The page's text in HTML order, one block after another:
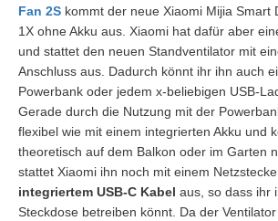
Fan 2S kommt der neue Xiaomi Mijia Smart
1X ohne Akku aus. Xiaomi hat dafür aber
und stattet den neuen Standventilator mit
Anschluss aus. Dadurch könnt ihr ihn auch
Powerbank oder jedem x-beliebigen USB-
Gerade durch die Nutzung mit der
flexibel wie mit einem integrierten Akku und
theoretisch auf dem Balkon oder im Garten
stattet Xiaomi ihn noch mit einem
integriertem USB-C Kabel aus, so dass ihr
Steckdose betreiben könnt. Da der